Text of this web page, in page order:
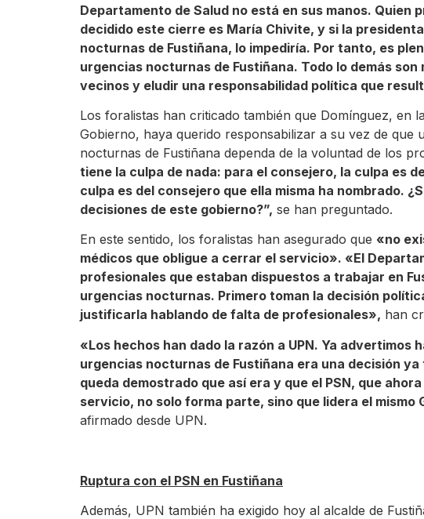
Departamento de Salud no está en sus manos. Quien
decidido este cierre es María Chivite, y si la
nocturnas de Fustiñana, lo impediría. Por tanto, es
urgencias nocturnas de Fustiñana. Todo lo demás
vecinos y eludir una responsabilidad política que
Los foralistas han criticado también que Domínguez, en
Gobierno, haya querido responsabilizar a su vez de que
nocturnas de Fustiñana dependa de la voluntad de los
tiene la culpa de nada: para el consejero, la culpa es
culpa es del consejero que ella misma ha nombrado.
decisiones de este gobierno?”, se han preguntado.
En este sentido, los foralistas han asegurado que «no
médicos que obligue a cerrar el servicio». «El
profesionales que estaban dispuestos a trabajar en
urgencias nocturnas. Primero toman la decisión
justificarla hablando de falta de profesionales», han
«Los hechos han dado la razón a UPN. Ya advertimos
urgencias nocturnas de Fustiñana era una decisión
queda demostrado que así era y que el PSN, que
servicio, no solo forma parte, sino que lidera el mismo
afirmado desde UPN.
Ruptura con el PSN en Fustiñana
Además, UPN también ha exigido hoy al alcalde de